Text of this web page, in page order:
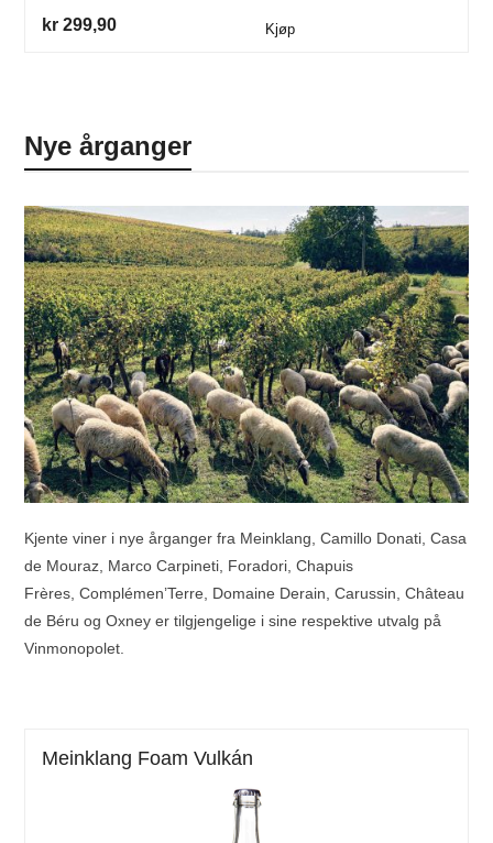
kr 299,90 Kjøp
Nye årganger
Kjente viner i nye årganger fra Meinklang ,Camillo Donati ,Casa
de Mouraz Marco Carpineti Foradori ,Chapuis
Frères,Complémen’Terre Domaine Derain ,Carussin ,Château
de Béru ogOxney er tilgjengelige i sine respektive utvalg på
Vinmonopolet.
Meinklang Foam Vulkán